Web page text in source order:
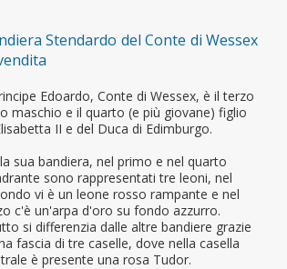
Stendardo del Conte di Wessex
Edoardo, Conte di Wessex, è il terzo
maschio e il quarto (e più giovane) figlio
II e del Duca di Edimburgo.
sua bandiera, nel primo e nel quarto
sono rappresentati tre leoni, nel
vi è un leone rosso rampante e nel
c'è un'arpa d'oro su fondo azzurro.
si differenzia dalle altre bandiere grazie
fascia di tre caselle, dove nella casella
è presente una rosa Tudor.